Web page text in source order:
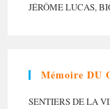
JÉRÔME LUCAS,
Mémoire DU
SENTIERS DE LA